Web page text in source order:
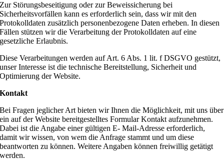
Zur Störungsbeseitigung oder zur Beweissicherung bei
Sicherheitsvorfällen kann es erforderlich sein, dass wir mit den
Protokolldaten zusätzlich personenbezogene Daten erheben. In diesen
Fällen stützen wir die Verarbeitung der Protokolldaten auf eine
gesetzliche Erlaubnis.
Diese Verarbeitungen werden auf Art. 6 Abs. 1 lit. f DSGVO gestützt,
unser Interesse ist die technische Bereitstellung, Sicherheit und
Optimierung der Website.
Kontakt
Bei Fragen jeglicher Art bieten wir Ihnen die Möglichkeit, mit uns über
ein auf der Website bereitgestelltes Formular Kontakt aufzunehmen.
Dabei ist die Angabe einer gültigen E- Mail-Adresse erforderlich,
damit wir wissen, von wem die Anfrage stammt und um diese
beantworten zu können. Weitere Angaben können freiwillig getätigt
werden.